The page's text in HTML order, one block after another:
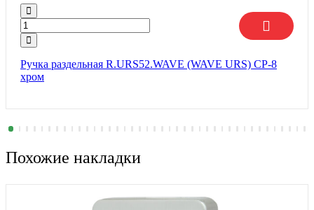
Ручка раздельная R.URS52.WAVE (WAVE URS) CP-8
хром
Похожие накладки